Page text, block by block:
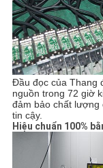
Đầu đọc của Thang
nguồn trong 72 giờ
đảm bảo chất lượng
tin cậy.
Hiệu chuẩn 100%